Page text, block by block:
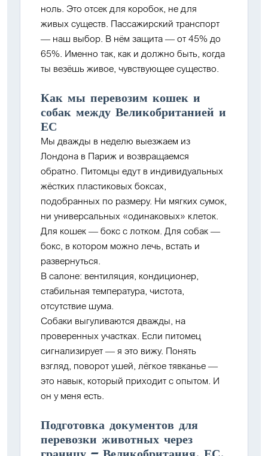
ноль. Это отсек для коробок, не для
живых существ. Пассажирский транспорт
— наш выбор. В нём защита — от 45% до
65%. Именно так, как и должно быть, когда
ты везёшь живое, чувствующее существо.
Как мы перевозим кошек и
собак между Великобританией и
ЕС
Мы дважды в неделю выезжаем из
Лондона в Париж и возвращаемся
обратно. Питомцы едут в индивидуальных
жёстких пластиковых боксах,
подобранных по размеру. Ни мягких сумок,
ни универсальных «одинаковых» клеток.
Для кошек — бокс с лотком. Для собак —
бокс, в котором можно лечь, встать и
развернуться.
В салоне: вентиляция, кондиционер,
стабильная температура, чистота,
отсутствие шума.
Собаки выгуливаются дважды, на
проверенных участках. Если питомец
сигнализирует — я это вижу. Понять
взгляд, поворот ушей, лёгкое тявканье —
это навык, который приходит с опытом. И
он у меня есть.
Подготовка документов для
перевозки животных через